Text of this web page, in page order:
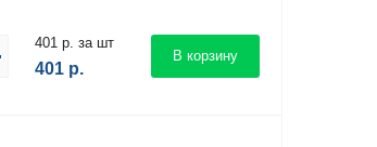
401 р. за шт
401 р.
В корзину